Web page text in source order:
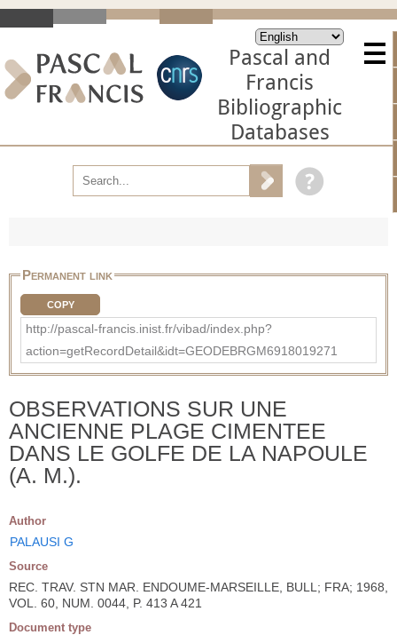
Pascal and
Francis
Bibliographic
Databases
Permanent link
COPY
http://pascal-francis.inist.fr/vibad/index.php?
action=getRecordDetail&idt=GEODEBRGM6918019271
OBSERVATIONS SUR UNE
ANCIENNE PLAGE CIMENTEE
DANS LE GOLFE DE LA NAPOULE
(A. M.).
Author
PALAUSI G
Source
REC. TRAV. STN MAR. ENDOUME-MARSEILLE, BULL; FRA; 1968,
VOL. 60, NUM. 0044, P. 413 A 421
Document type